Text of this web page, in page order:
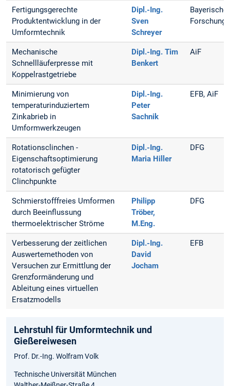
Fertigungsgerechte
Produktentwicklung in der
Umformtechnik
Dipl.-Ing.
Sven
Schreyer
Bayerische
Mechanische
Schnellläuferpresse mit
Koppelrastgetriebe
Dipl.-Ing. Tim
Benkert
AiF
Minimierung von
temperaturinduziertem
Zinkabrieb in
Umformwerkzeugen
Dipl.-Ing.
Peter
Sachnik
EFB, AiF
Rotationsclinchen -
Eigenschaftsoptimierung
rotatorisch gefügter
Clinchpunkte
Dipl.-Ing.
Maria Hiller
DFG
Schmierstofffreies Umformen
durch Beeinflussung
thermoelektrischer Ströme
Philipp
Tröber,
M.Eng.
DFG
Verbesserung der zeitlichen
Auswertemethoden von
Versuchen zur Ermittlung der
Grenzformänderung und
Ableitung eines virtuellen
Ersatzmodells
Dipl.-Ing.
David
Jocham
EFB
Lehrstuhl für Umformtechnik und
Gießereiwesen
Prof. Dr.-Ing. Wolfram Volk
Technische Universität München